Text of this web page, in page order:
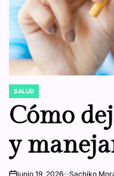
POSTED
SALUD
Cómo
y
junio 19, 2026 Sachiko